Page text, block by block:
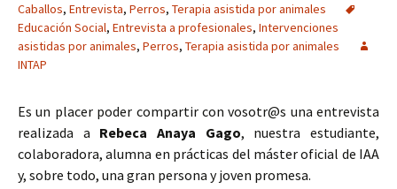
Caballos, Entrevista, Perros, Terapia asistida por animales
Educación Social, Entrevista a profesionales, Intervenciones
asistidas por animales, Perros, Terapia asistida por animales
INTAP
Es un placer poder compartir con vosotr@s una entrevista
realizada a Rebeca Anaya Gago, nuestra estudiante,
colaboradora, alumna en prácticas del máster oficial de IAA
y, sobre todo, una gran persona y joven promesa.